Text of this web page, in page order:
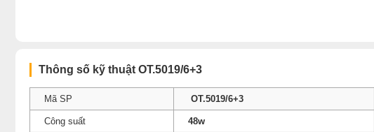
Thông số kỹ thuật OT.5019/6+3
Mã SP OT.5019/6+3
Công suất 48w